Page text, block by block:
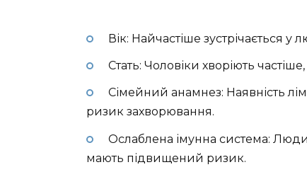
Вік: Найчастіше зустрічається у
Стать: Чоловіки хворіють
Сімейний анамнез: Наявність
ризик захворювання.
Ослаблена імунна система: Люди
мають підвищений ризик.